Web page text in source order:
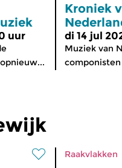
uur
Kroniek
di 14 jul
Muziek van
componisten
Raakvlakken